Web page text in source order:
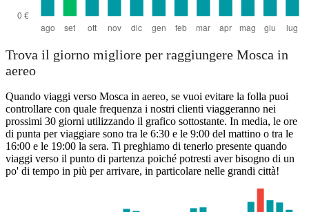
Trova il giorno migliore per raggiungere Mosca in
aereo
Quando viaggi verso Mosca in aereo, se vuoi evitare la folla puoi
controllare con quale frequenza i nostri clienti viaggeranno nei
prossimi 30 giorni utilizzando il grafico sottostante. In media, le ore
di punta per viaggiare sono tra le 6:30 e le 9:00 del mattino o tra le
16:00 e le 19:00 la sera. Ti preghiamo di tenerlo presente quando
viaggi verso il punto di partenza poiché potresti aver bisogno di un
po' di tempo in più per arrivare, in particolare nelle grandi città!